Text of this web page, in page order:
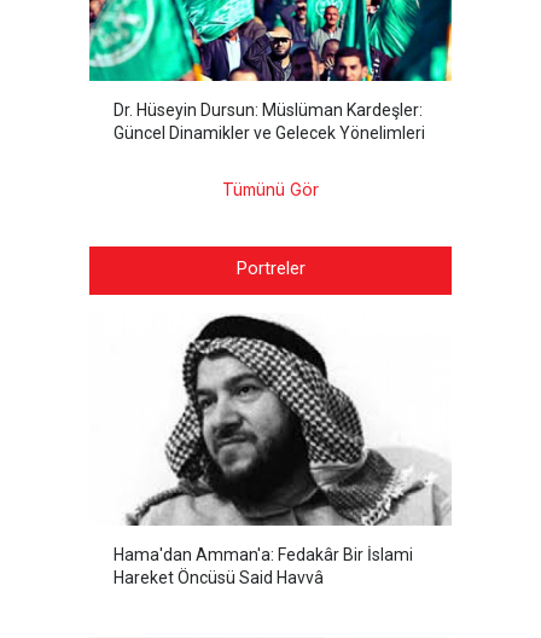
Dr. Hüseyin Dursun: Müslüman Kardeşler:
Güncel Dinamikler ve Gelecek Yönelimleri
Tümünü Gör
Portreler
Hama'dan Amman'a: Fedakâr Bir İslami
Hareket Öncüsü Said Havvâ